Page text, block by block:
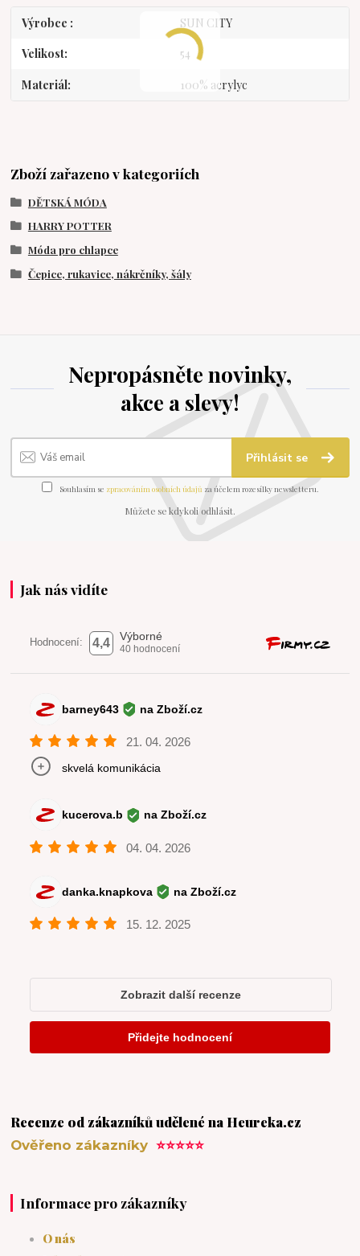
Výrobce SUN CITY
Velikost 54
Materiál 100% acrylyc
Zboží zařazeno v kategoriích
DĚTSKÁ MÓDA
HARRY POTTER
Móda pro chlapce
Čepice, rukavice, nákrčníky, šály
Nepropásněte novinky,
akce a slevy!
Přihlásit se
Souhlasím se zpracováním osobních údajů za účelem rozesílky newsletteru.
Můžete se kdykoli odhlásit.
Jak nás vidíte
Recenze od zákazníků udělené na Heureka.cz
Ověřeno zákazníky⭐⭐⭐⭐⭐
Informace pro zákazníky
O nás